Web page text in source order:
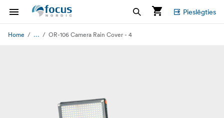
Pieslēgties
Home ... OR-106 Camera Rain Cover - 4